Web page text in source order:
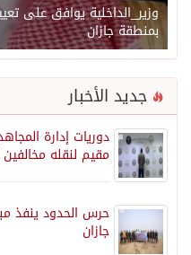
وزير_الداخلية يوافق على
بمنطقة جازان
جديد الأخبار
دوريات إدارة
مقيم لنقله
حرس الحدود ينفذ
جازان